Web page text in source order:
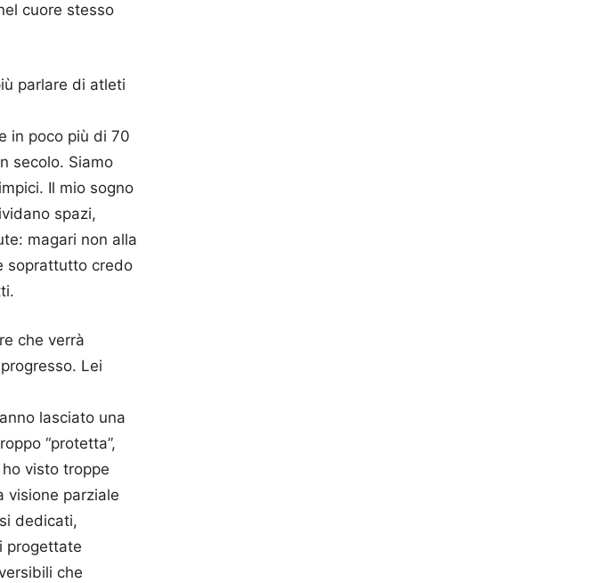
cuore stesso
parlare di atleti
in poco più di 70
secolo. Siamo
Il mio sogno
spazi,
magari non alla
soprattutto credo
che verrà
Lei
lasciato una
“protetta”,
visto troppe
visione parziale
dedicati,
progettate
che